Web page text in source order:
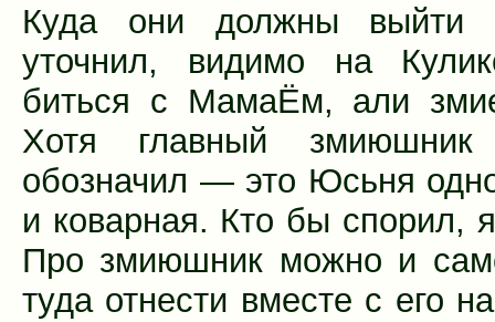
Куда они должны
уточнил, видимо на
биться с МамаЁм, али
Хотя главный змиюшник
обозначил — это Юсьня
и коварная. Кто бы спорил,
Про змиюшник можно и
туда отнести вместе с его